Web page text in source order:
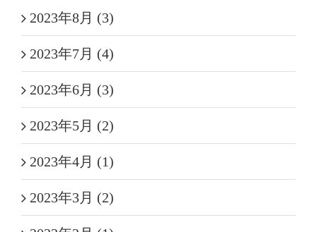
2023年8月 (3)
2023年7月 (4)
2023年6月 (3)
2023年5月 (2)
2023年4月 (1)
2023年3月 (2)